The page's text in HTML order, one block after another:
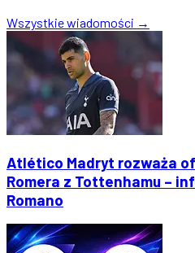
Wszystkie wiadomości →
Atlético Madryt rozważa
Romera z Tottenhamu –
Romano